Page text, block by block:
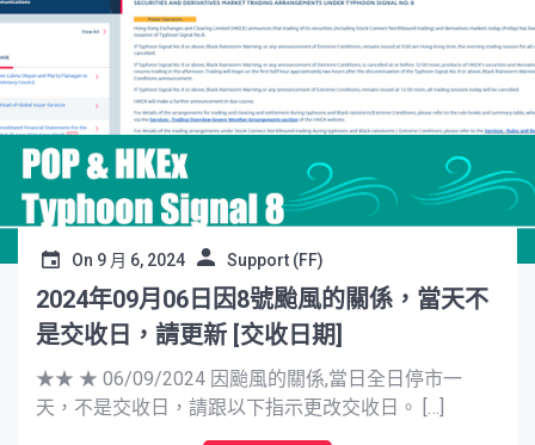
On 9 月 6, 2024 Support (FF)
2024年09月06日因8號颱風的關係，當天不
是交收日，請更新 [交收日期]
★★ ★ 06/09/2024 因颱風的關係,當日全日停市一
天，不是交收日，請跟以下指示更改交收日。 […]